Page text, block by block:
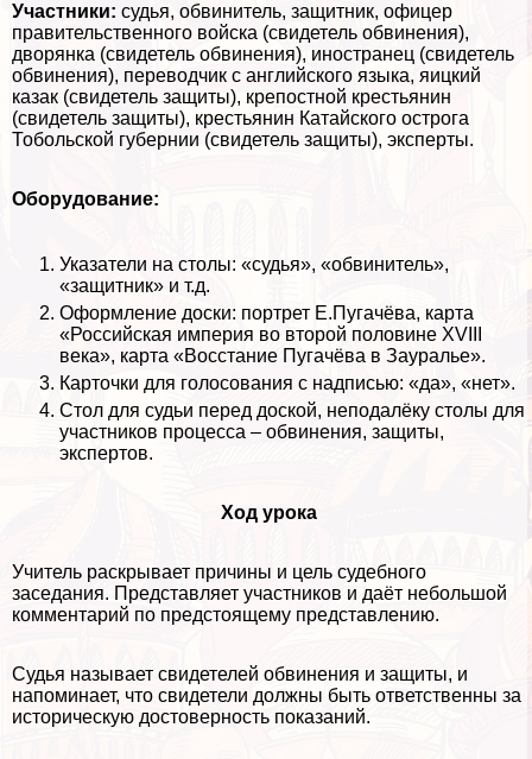
Участники: судья, обвинитель, защитник, офицер
правительственного войска (свидетель обвинения),
дворянка (свидетель обвинения), иностранец (свидетель
обвинения), переводчик с английского языка, яицкий
казак (свидетель защиты), крепостной крестьянин
(свидетель защиты), крестьянин Катайского острога
Тобольской губернии (свидетель защиты), эксперты.
Оборудование:
Указатели на столы: «судья», «обвинитель»,
«защитник» и т.д.
Оформление доски: портрет Е.Пугачёва, карта
«Российская империя во второй половине XVIII
века», карта «Восстание Пугачёва в Зауралье».
Карточки для голосования с надписью: «да», «нет».
Стол для судьи перед доской, неподалёку столы для
участников процесса – обвинения, защиты,
экспертов.
Ход урока
Учитель раскрывает причины и цель судебного
заседания. Представляет участников и даёт небольшой
комментарий по предстоящему представлению.
Судья называет свидетелей обвинения и защиты, и
напоминает, что свидетели должны быть ответственны за
историческую достоверность показаний.